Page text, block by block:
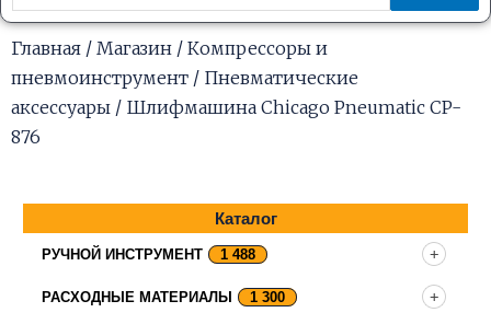
Главная / Магазин / Компрессоры и
пневмоинструмент / Пневматические
аксессуары / Шлифмашина Chicago Pneumatic CP-
876
Каталог
РУЧНОЙ ИНСТРУМЕНТ 1 488
РАСХОДНЫЕ МАТЕРИАЛЫ 1 300